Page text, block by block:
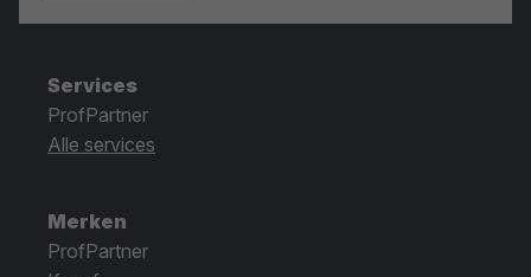
Services
ProfPartner
Alle services
Merken
ProfPartner